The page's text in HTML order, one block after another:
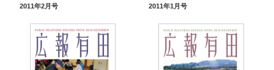
2011年2月号
2011年1月号